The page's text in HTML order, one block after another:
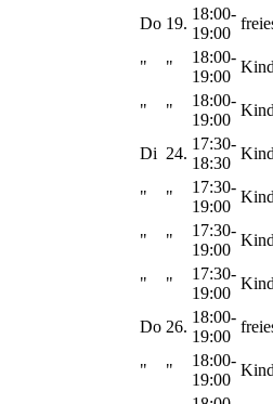
Do 19.
18:00-
19:00
" "
18:00-
19:00
" "
18:00-
19:00
Di 24.
17:30-
18:30
" "
17:30-
19:00
" "
17:30-
19:00
" "
17:30-
19:00
Do 26.
18:00-
19:00
" "
18:00-
19:00